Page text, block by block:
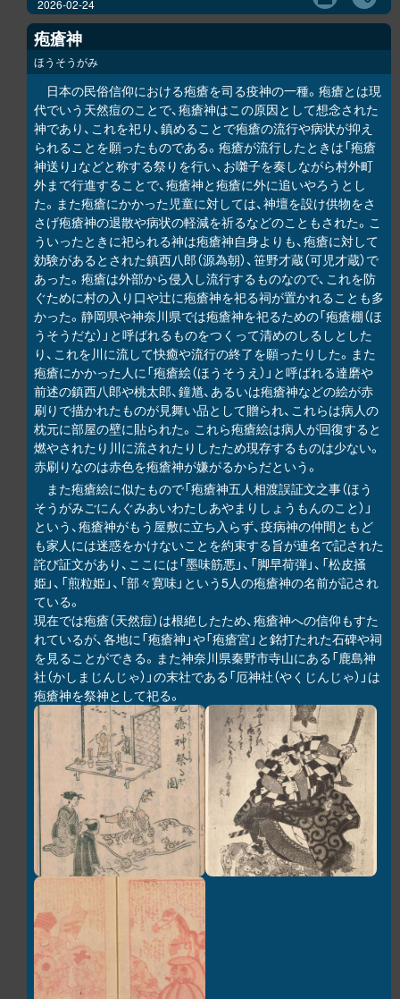
2026-02-24
疱瘡神
ほうそうがみ
日本の民俗信仰における疱瘡を司る疫神の一種。疱瘡とは現
代でいう天然痘のことで、疱瘡神はこの原因として想念された
神であり、これを祀り、鎮めることで疱瘡の流行や病状が抑え
られることを願ったものである。疱瘡が流行したときは「疱瘡
神送り」などと称する祭りを行い、お囃子を奏しながら村外町
外まで行進することで、疱瘡神と疱瘡に外に追いやろうとし
た。また疱瘡にかかった児童に対しては、神壇を設け供物をさ
さげ疱瘡神の退散や病状の軽減を祈るなどのこともされた。こ
ういったときに祀られる神は疱瘡神自身よりも、疱瘡に対して
効験があるとされた鎮西八郎（源為朝）、笹野才蔵（可児才蔵）で
あった。疱瘡は外部から侵入し流行するものなので、これを防
ぐために村の入り口や辻に疱瘡神を祀る祠が置かれることも多
かった。静岡県や神奈川県では疱瘡神を祀るための「疱瘡棚（ほ
うそうだな）」と呼ばれるものをつくって清めのしるしとした
り、これを川に流して快癒や流行の終了を願ったりした。また
疱瘡にかかった人に「疱瘡絵（ほうそうえ）」と呼ばれる達磨や
前述の鎮西八郎や桃太郎、鐘馗、あるいは疱瘡神などの絵が赤
刷りで描かれたものが見舞い品として贈られ、これらは病人の
枕元に部屋の壁に貼られた。これら疱瘡絵は病人が回復すると
燃やされたり川に流されたりしたため現存するものは少ない。
赤刷りなのは赤色を疱瘡神が嫌がるからだという。
また疱瘡絵に似たもので「疱瘡神五人相渡誤証文之事（ほう
そうがみごにんぐみあいわたしあやまりしょうもんのこと）」
という、疱瘡神がもう屋敷に立ち入らず、疫病神の仲間ともど
も家人には迷惑をかけないことを約束する旨が連名で記された
詫び証文があり、ここには「墨味筋悪」、「脚早荷弾」、「松皮掻
姫」、「煎粒姫」、「部々寛味」という5人の疱瘡神の名前が記され
ている。
現在では疱瘡（天然痘）は根絶したため、疱瘡神への信仰もすた
れているが、各地に「疱瘡神」や「疱瘡宮」と銘打たれた石碑や祠
を見ることができる。また神奈川県秦野市寺山にある「鹿島神
社（かしまじんじゃ）」の末社である「厄神社（やくじんじゃ）」は
疱瘡神を祭神として祀る。